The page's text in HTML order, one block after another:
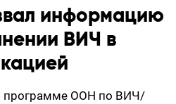
информацию
ВИЧ в
программе ООН по ВИЧ/